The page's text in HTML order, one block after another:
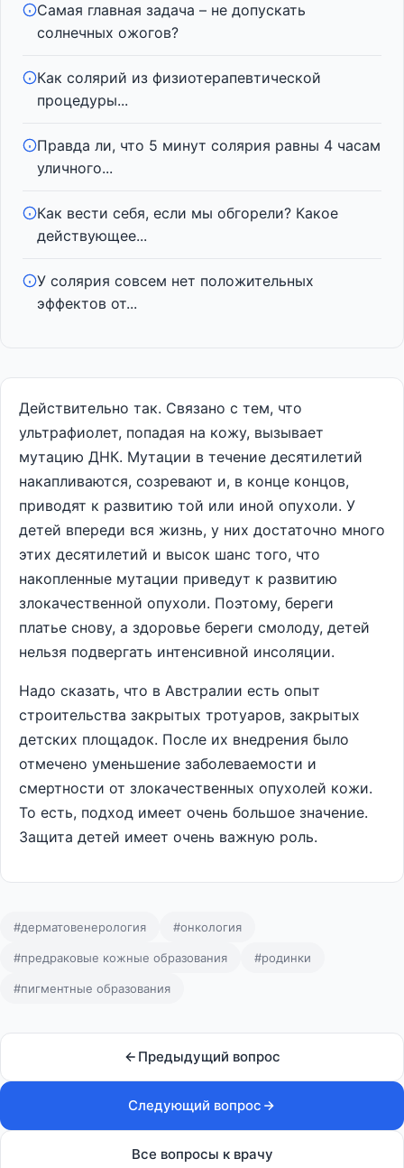
Самая главная задача – не допускать
солнечных ожогов?
Как солярий из физиотерапевтической
процедуры...
Правда ли, что 5 минут солярия равны 4 часам
уличного...
Как вести себя, если мы обгорели? Какое
действующее...
У солярия совсем нет положительных
эффектов от...
Действительно так. Связано с тем, что
ультрафиолет, попадая на кожу, вызывает
мутацию ДНК. Мутации в течение десятилетий
накапливаются, созревают и, в конце концов,
приводят к развитию той или иной опухоли. У
детей впереди вся жизнь, у них достаточно много
этих десятилетий и высок шанс того, что
накопленные мутации приведут к развитию
злокачественной опухоли. Поэтому, береги
платье снову, а здоровье береги смолоду, детей
нельзя подвергать интенсивной инсоляции.
Надо сказать, что в Австралии есть опыт
строительства закрытых тротуаров, закрытых
детских площадок. После их внедрения было
отмечено уменьшение заболеваемости и
смертности от злокачественных опухолей кожи.
То есть, подход имеет очень большое значение.
Защита детей имеет очень важную роль.
#дерматовенерология #онкология
#предраковые кожные образования #родинки
#пигментные образования
Предыдущий вопрос
Следующий вопрос
Все вопросы к врачу